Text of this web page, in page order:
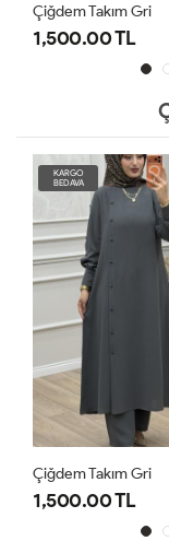
Çiğdem Takım Gri
1,500.00 TL
KARGO
BEDAVA
Çiğdem Takım Gri
1,500.00 TL